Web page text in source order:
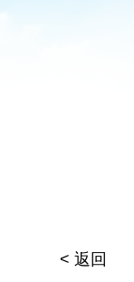
< 返回